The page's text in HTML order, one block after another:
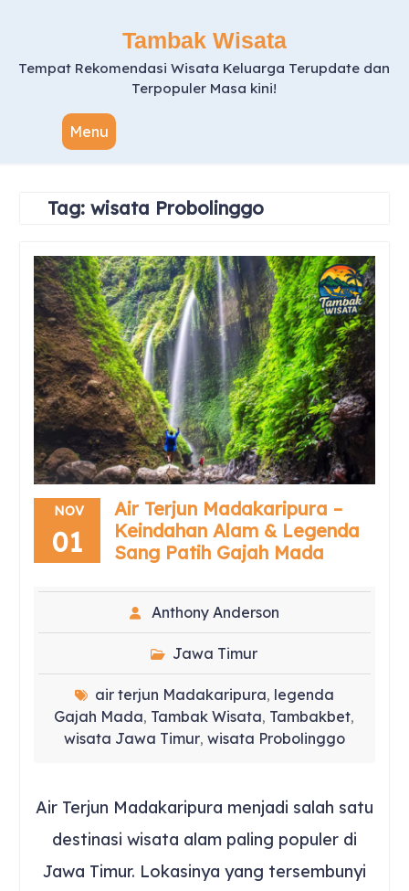
Tambak Wisata
Tempat Rekomendasi Wisata Keluarga Terupdate dan
Terpopuler Masa kini!
Menu
Tag: wisata Probolinggo
NOV
01
Air Terjun Madakaripura –
Keindahan Alam & Legenda
Sang Patih Gajah Mada
Anthony Anderson
Jawa Timur
air terjun Madakaripura, legenda
Gajah Mada, Tambak Wisata, Tambakbet,
wisata Jawa Timur, wisata Probolinggo
Air Terjun Madakaripura menjadi salah satu
destinasi wisata alam paling populer di
Jawa Timur. Lokasinya yang tersembunyi